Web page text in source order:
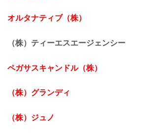
オルタナティブ（株）
（株）ティーエスエージェンシー
ペガサスキャンドル（株）
（株）グランディ
（株）ジュノ